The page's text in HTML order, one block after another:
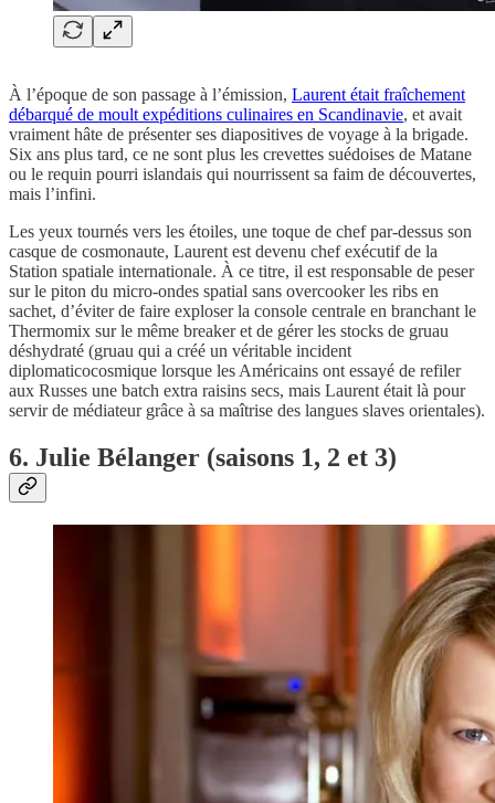
À l’époque de son passage à l’émission, Laurent était fraîchement
débarqué de moult expéditions culinaires en Scandinavie, et avait
vraiment hâte de présenter ses diapositives de voyage à la brigade.
Six ans plus tard, ce ne sont plus les crevettes suédoises de Matane
ou le requin pourri islandais qui nourrissent sa faim de découvertes,
mais l’infini.
Les yeux tournés vers les étoiles, une toque de chef par-dessus son
casque de cosmonaute, Laurent est devenu chef exécutif de la
Station spatiale internationale. À ce titre, il est responsable de peser
sur le piton du micro-ondes spatial sans overcooker les ribs en
sachet, d’éviter de faire exploser la console centrale en branchant le
Thermomix sur le même breaker et de gérer les stocks de gruau
déshydraté (gruau qui a créé un véritable incident
diplomaticocosmique lorsque les Américains ont essayé de refiler
aux Russes une batch extra raisins secs, mais Laurent était là pour
servir de médiateur grâce à sa maîtrise des langues slaves orientales).
6. Julie Bélanger (saisons 1, 2 et 3)